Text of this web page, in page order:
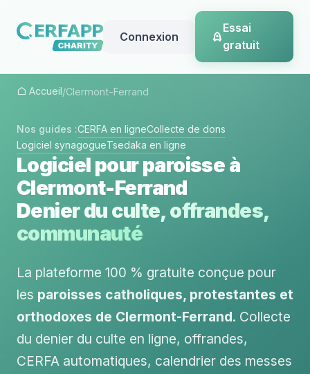
Connexion
Essai
gratuit
Accueil/Clermont-Ferrand
Nos guides :CERFA en ligneCollecte de dons
Logiciel synagogueTsedaka en ligne
Logiciel pour paroisse à
Clermont-Ferrand
Denier du culte, offrandes,
communauté
La plateforme 100 % gratuite conçue pour
les paroisses catholiques, protestantes et
orthodoxes de Clermont-Ferrand. Collecte
du denier du culte en ligne, offrandes,
CERFA automatiques, calendrier des messes